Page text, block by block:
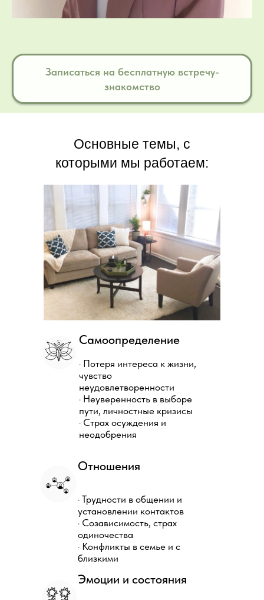
Записаться на бесплатную встречу-
знакомство
· Потеря интереса к жизни,
чувство
неудовлетворенности
· Неуверенность в выборе
пути, личностные кризисы
· Страх осуждения и
неодобрения
· Трудности в общении и
установлении контактов
· Созависимость, страх
одиночества
· Конфликты в семье и с
близкими
Самоопределение
Отношения
Эмоции и состояния
Основные темы, с
которыми мы работаем: